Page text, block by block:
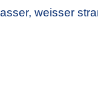
weisser